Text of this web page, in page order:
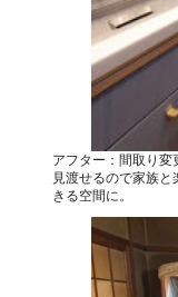
アフター：間取り
見渡せるので家族
きる空間に。